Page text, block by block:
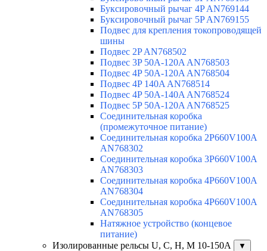
Буксировочный рычаг 4P AN769144
Буксировочный рычаг 5P AN769155
Подвес для крепления токопроводящей
шины
Подвес 2P AN768502
Подвес 3P 50A-120A AN768503
Подвес 4P 50A-120A AN768504
Подвес 4P 140A AN768514
Подвес 4P 50A-140A AN768524
Подвес 5P 50A-120A AN768525
Соединительная коробка
(промежуточное питание)
Соединительная коробка 2P660V100A
AN768302
Соединительная коробка 3P660V100A
AN768303
Соединительная коробка 4P660V100A
AN768304
Соединительная коробка 4P660V100A
AN768305
Натяжное устройство (концевое
питание)
Изолированные рельсы U, C, H, M 10-150А
▼